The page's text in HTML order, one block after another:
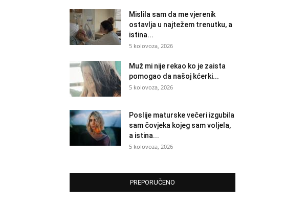
Mislila sam da me vjerenik
ostavlja u najtežem trenutku, a
istina...
5 kolovoza, 2026
Muž mi nije rekao ko je zaista
pomogao da našoj kćerki...
5 kolovoza, 2026
Poslije maturske večeri izgubila
sam čovjeka kojeg sam voljela,
a istina...
5 kolovoza, 2026
PREPORUČENO